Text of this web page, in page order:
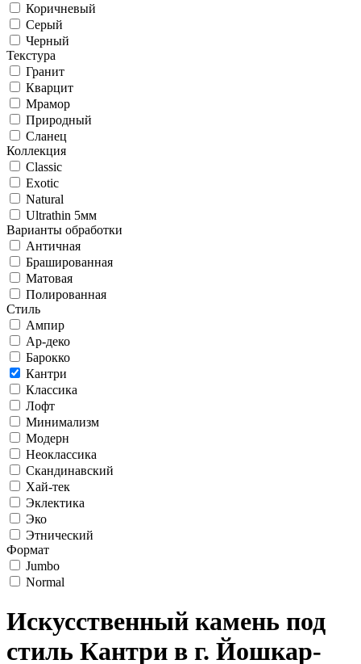
Коричневый
Серый
Черный
Текстура
Гранит
Кварцит
Мрамор
Природный
Сланец
Коллекция
Classic
Exotic
Natural
Ultrathin 5мм
Варианты обработки
Античная
Брашированная
Матовая
Полированная
Стиль
Ампир
Ар-деко
Барокко
Кантри
Классика
Лофт
Минимализм
Модерн
Неоклассика
Скандинавский
Хай-тек
Эклектика
Эко
Этнический
Формат
Jumbo
Normal
Искусственный камень под
стиль Кантри в г. Йошкар-